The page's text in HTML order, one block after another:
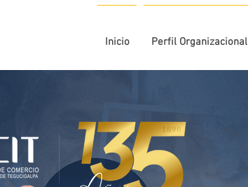
Inicio Perfil Organizacional